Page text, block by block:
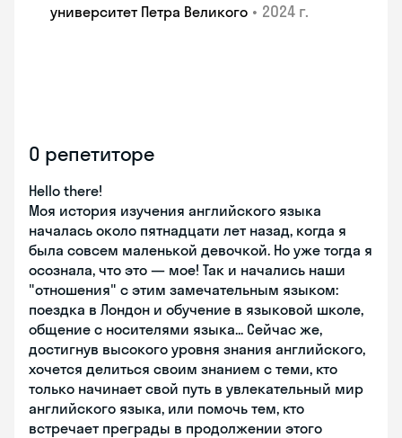
университет Петра Великого • 2024 г.
О репетиторе
Hello there!
Моя история изучения английского языка
началась около пятнадцати лет назад, когда я
была совсем маленькой девочкой. Но уже тогда я
осознала, что это — мое! Так и начались наши
"отношения" с этим замечательным языком:
поездка в Лондон и обучение в языковой школе,
общение с носителями языка... Сейчас же,
достигнув высокого уровня знания английского,
хочется делиться своим знанием с теми, кто
только начинает свой путь в увлекательный мир
английского языка, или помочь тем, кто
встречает преграды в продолжении этого